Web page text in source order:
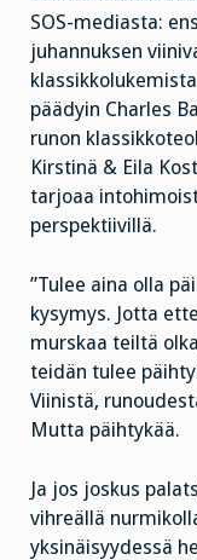
SOS-mediasta:
juhannuksen
päädyin Charles
runon
Kirstinä & Eila
tarjoaa
perspektiivillä.
”Tulee aina olla
kysymys. Jotta
murskaa teiltä
teidän tulee
Viinistä,
Mutta päihtykää.
Ja jos joskus
vihreällä
yksinäisyydessä